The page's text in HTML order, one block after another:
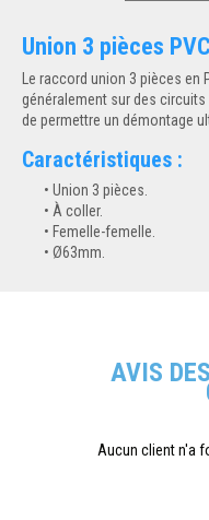
Union 3 pièces
Le raccord union 3 pièces
généralement sur des
de permettre un démontage
Caractéristiques :
Union 3 pièces.
À coller.
Femelle-femelle.
Ø63mm.
AVIS
Aucun client n'a